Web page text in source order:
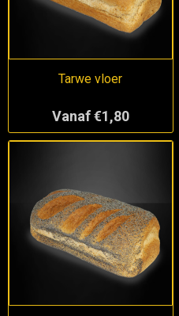
Tarwe vloer
Vanaf €1,80